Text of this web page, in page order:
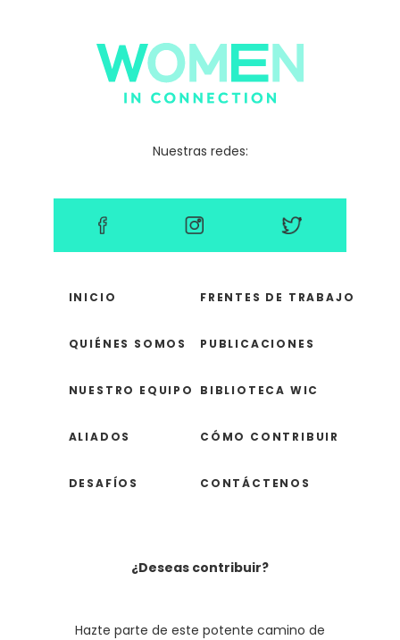
Nuestras redes:
INICIO
QUIÉNES SOMOS
NUESTRO EQUIPO
ALIADOS
DESAFÍOS
FRENTES DE TRABAJO
PUBLICACIONES
BIBLIOTECA WIC
CÓMO CONTRIBUIR
CONTÁCTENOS
¿Deseas contribuir?
Hazte parte de este potente camino de